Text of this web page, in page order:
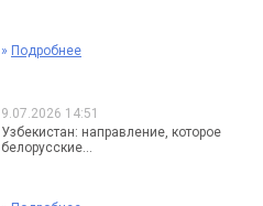
» Подробнее
9.07.2026 14:51
Узбекистан: направление, которое
белорусские...